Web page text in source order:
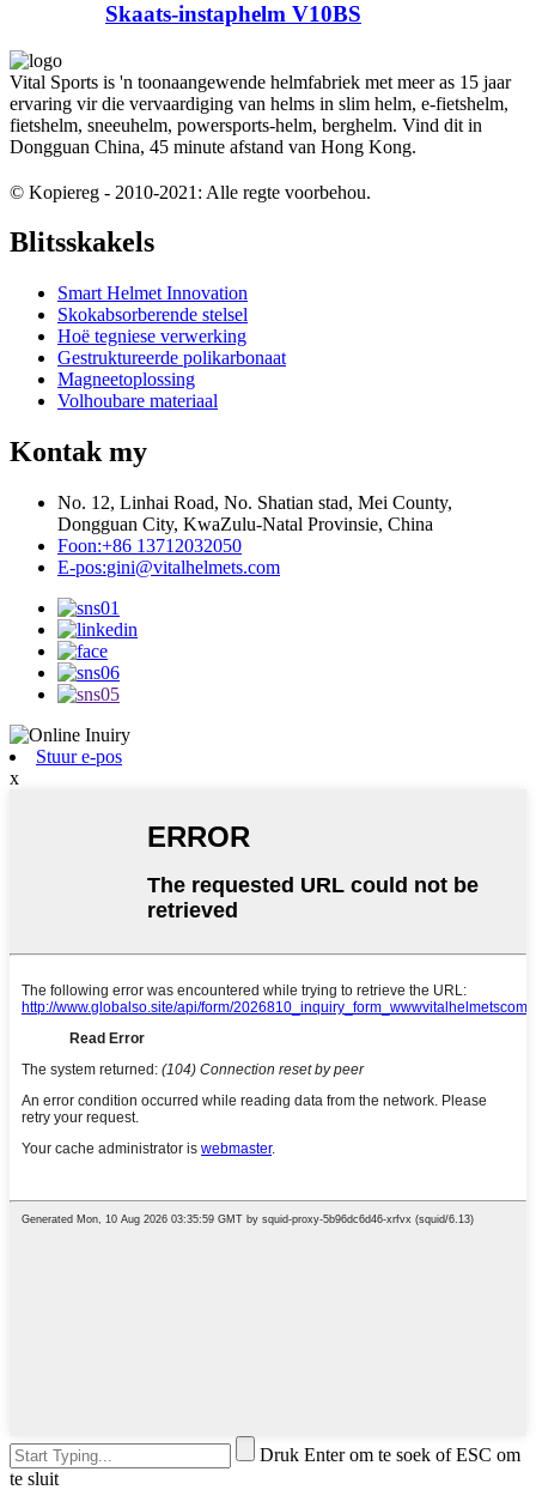
Skaats-instaphelm V10BS
Vital Sports is 'n toonaangewende helmfabriek met meer as 15 jaar
ervaring vir die vervaardiging van helms in slim helm, e-fietshelm,
fietshelm, sneeuhelm, powersports-helm, berghelm. Vind dit in
Dongguan China, 45 minute afstand van Hong Kong.
© Kopiereg - 2010-2021: Alle regte voorbehou.
Blitsskakels
Smart Helmet Innovation
Skokabsorberende stelsel
Hoë tegniese verwerking
Gestruktureerde polikarbonaat
Magneetoplossing
Volhoubare materiaal
Kontak my
No. 12, Linhai Road, No. Shatian stad, Mei County,
Dongguan City, KwaZulu-Natal Provinsie, China
Foon:+86 13712032050
E-pos:gini@vitalhelmets.com
Stuur e-pos
x
Druk Enter om te soek of ESC om
te sluit